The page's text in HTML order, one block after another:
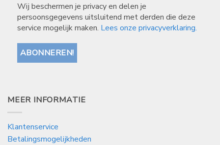
Wij beschermen je privacy en delen je
persoonsgegevens uitsluitend met derden die deze
service mogelijk maken. Lees onze privacyverklaring.
MEER INFORMATIE
Klantenservice
Betalingsmogelijkheden